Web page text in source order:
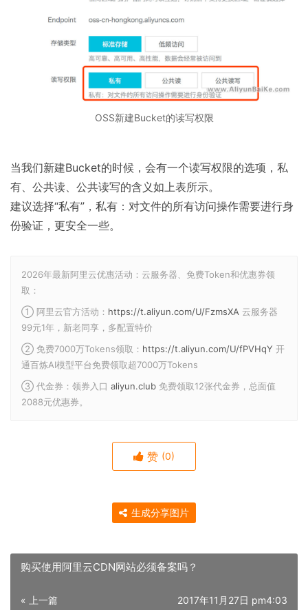
OSS新建Bucket的读写权限
当我们新建Bucket的时候，会有一个读写权限的选项，私
有、公共读、公共读写的含义如上表所示。
建议选择“私有”，私有：对文件的所有访问操作需要进行身
份验证，更安全一些。
2026年最新阿里云优惠活动：云服务器、免费Token和优惠券领
取：
① 阿里云官方活动： https://t.aliyun.com/U/FzmsXA 云服务器
99元1年，新老同享，多配置特价
② 免费7000万Tokens领取： https://t.aliyun.com/U/fPVHqY 开
通百炼AI模型平台免费领取超7000万Tokens
③ 代金券：领券入口 aliyun.club 免费领取12张代金券，总面值
2088元优惠券。
赞 (0)
生成分享图片
购买使用阿里云CDN网站必须备案吗？
« 上一篇 2017年11月27日 pm4:03